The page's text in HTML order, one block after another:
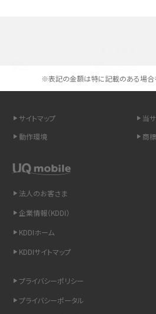
LINEの通知がこない時の原因と対処法9選！設
非通知設定とは？184で電話をかける方法や
iCloudの使用容量を減らす9つの方法！使用状
リプライ機能とは？LINE、X（旧Twitter）、
インスタのDMの送り方は？便利機能の使い方や
※表記の金額は特に記載のある場合
サイトマップ
当
動作環境
商
法人のお客さま
企業情報（KDDI）
KDDIホーム
KDDIサイトマップ
プライバシーポリシー
プライバシーポータル